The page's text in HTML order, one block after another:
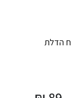
הדלת